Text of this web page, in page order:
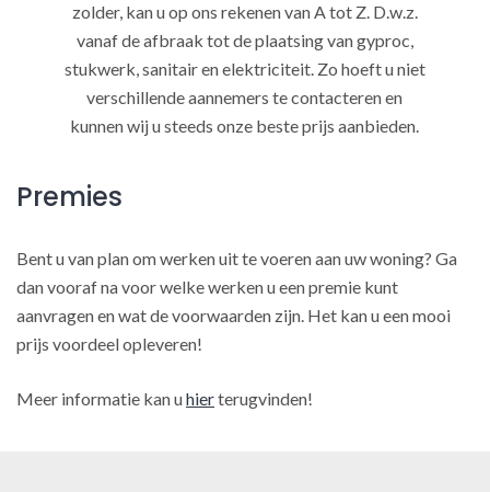
zolder, kan u op ons rekenen van A tot Z. D.w.z.
vanaf de afbraak tot de plaatsing van gyproc,
stukwerk, sanitair en elektriciteit. Zo hoeft u niet
verschillende aannemers te contacteren en
kunnen wij u steeds onze beste prijs aanbieden.
Premies
Bent u van plan om werken uit te voeren aan uw woning? Ga
dan vooraf na voor welke werken u een premie kunt
aanvragen en wat de voorwaarden zijn. Het kan u een mooi
prijs voordeel opleveren!
Meer informatie kan uhierterugvinden!